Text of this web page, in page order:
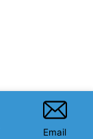
Email